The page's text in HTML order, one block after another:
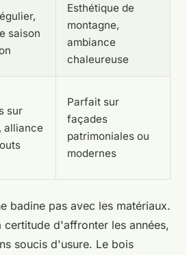
saison
Esthétique de
montagne,
ambiance
chaleureuse
sur
alliance
Parfait sur
façades
patrimoniales ou
modernes
badine pas avec les matériaux.
certitude d'affronter les années,
soucis d'usure. Le bois